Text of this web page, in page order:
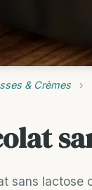
& Crèmes ›
sans lactose